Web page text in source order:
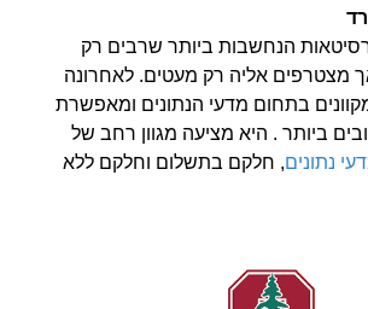
הנחשבות ביותר שרבים רק
מצטרפים אליה רק מעטים. לאחרונה
בתחום מדעי הנתונים ומאפשרת
ביותר . היא מציעה מגוון רחב של
נתונים, חלקם בתשלום וחלקם ללא